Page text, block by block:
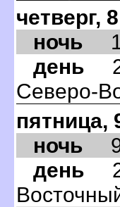
четверг,
ночь
день
Северо-
пятница,
ночь
день